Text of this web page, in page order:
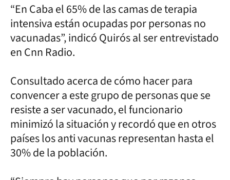
“En Caba el 65% de las camas de terapia
intensiva están ocupadas por personas no
vacunadas”, indicó Quirós al ser entrevistado
en Cnn Radio.
Consultado acerca de cómo hacer para
convencer a este grupo de personas que se
resiste a ser vacunado, el funcionario
minimizó la situación y recordó que en otros
países los anti vacunas representan hasta el
30% de la población.